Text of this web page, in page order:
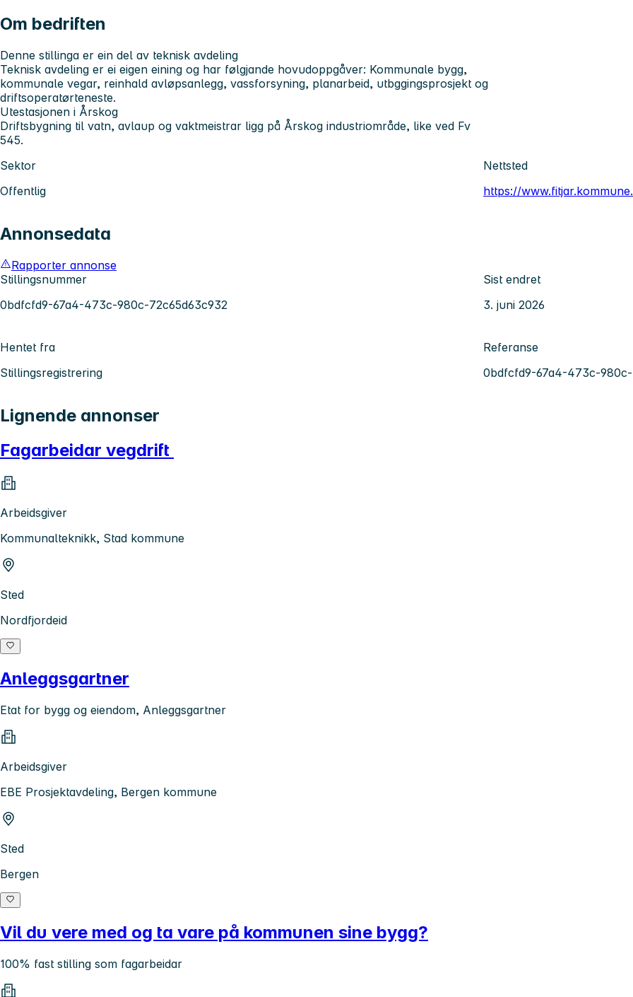
Om bedriften
Denne stillinga er ein del av teknisk avdeling
Teknisk avdeling er ei eigen eining og har følgjande hovudoppgåver: Kommunale bygg,
kommunale vegar, reinhald avløpsanlegg, vassforsyning, planarbeid, utbggingsprosjekt og
driftsoperatørteneste.
Utestasjonen i Årskog
Driftsbygning til vatn, avlaup og vaktmeistrar ligg på Årskog industriområde, like ved Fv
545.
Sektor
Offentlig
Nettsted
https://
Annonsedata
Rapporter annonse
Stillingsnummer
0bdfcfd9-67a4-473c-980c-72c65d63c932
Sist endret
3. juni 2026
Hentet fra
Stillingsregistrering
Referanse
0bdfcfd9-67a4-473c-
Lignende annonser
Fagarbeidar vegdrift
Arbeidsgiver
Kommunalteknikk, Stad kommune
Sted
Nordfjordeid
Anleggsgartner
Etat for bygg og eiendom, Anleggsgartner
Arbeidsgiver
EBE Prosjektavdeling, Bergen kommune
Sted
Bergen
Vil du vere med og ta vare på kommunen sine bygg?
100% fast stilling som fagarbeidar